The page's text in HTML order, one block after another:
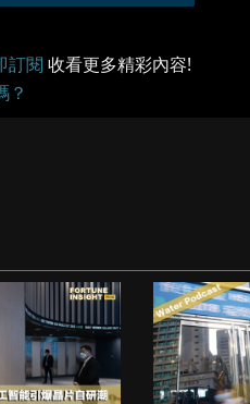
訂閱 收看更多精彩內容!
？